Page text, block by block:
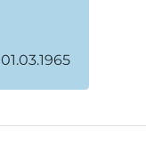
01.03.1965